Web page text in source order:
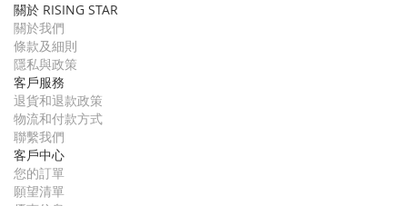
關於 RISING STAR
關於我們
條款及細則
隱私與政策
客戶服務
退貨和退款政策
物流和付款方式
聯繫我們
客戶中心
您的訂單
願望清單